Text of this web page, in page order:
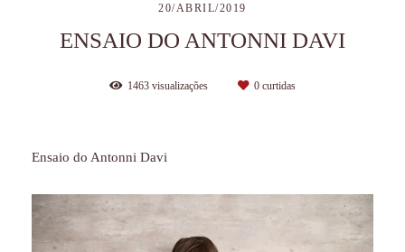
20/ABRIL/2019
ENSAIO DO ANTONNI DAVI
1463 visualizações 0 curtidas
Ensaio do Antonni Davi